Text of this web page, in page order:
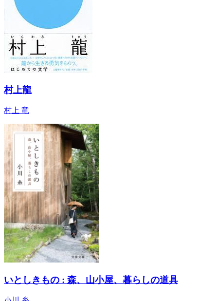
村上龍
村上 竜
いとしきもの : 森、山小屋、暮らしの道具